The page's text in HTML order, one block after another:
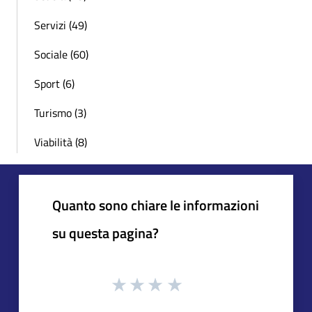
Servizi (49)
Sociale (60)
Sport (6)
Turismo (3)
Viabilità (8)
Quanto sono chiare le informazioni
su questa pagina?